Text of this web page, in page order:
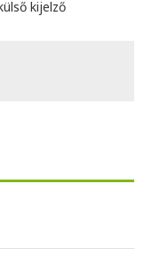
kijelző